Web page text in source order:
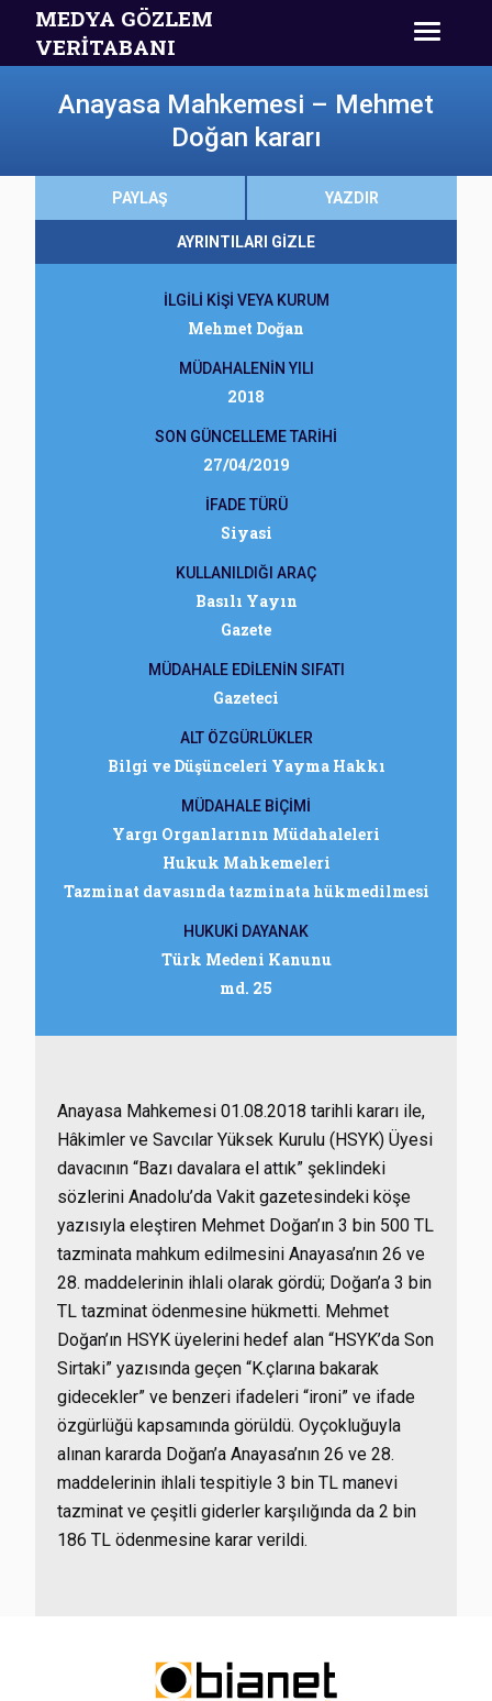
MEDYA GÖZLEM
VERİTABANI
Anayasa Mahkemesi – Mehmet
Doğan kararı
PAYLAŞ YAZDIR
AYRINTILARI GİZLE
İLGİLİ KİŞİ VEYA KURUM
Mehmet Doğan
MÜDAHALENİN YILI
2018
SON GÜNCELLEME TARİHİ
27/04/2019
İFADE TÜRÜ
Siyasi
KULLANILDIĞI ARAÇ
Basılı Yayın
Gazete
MÜDAHALE EDİLENİN SIFATI
Gazeteci
ALT ÖZGÜRLÜKLER
Bilgi ve Düşünceleri Yayma Hakkı
MÜDAHALE BİÇİMİ
Yargı Organlarının Müdahaleleri
Hukuk Mahkemeleri
Tazminat davasında tazminata hükmedilmesi
HUKUKİ DAYANAK
Türk Medeni Kanunu
md. 25
Anayasa Mahkemesi 01.08.2018 tarihli kararı ile,
Hâkimler ve Savcılar Yüksek Kurulu (HSYK) Üyesi
davacının “Bazı davalara el attık” şeklindeki
sözlerini Anadolu’da Vakit gazetesindeki köşe
yazısıyla eleştiren Mehmet Doğan’ın 3 bin 500 TL
tazminata mahkum edilmesini Anayasa’nın 26 ve
28. maddelerinin ihlali olarak gördü; Doğan’a 3 bin
TL tazminat ödenmesine hükmetti. Mehmet
Doğan’ın HSYK üyelerini hedef alan “HSYK’da Son
Sirtaki” yazısında geçen “K.çlarına bakarak
gidecekler” ve benzeri ifadeleri “ironi” ve ifade
özgürlüğü kapsamında görüldü. Oyçokluğuyla
alınan kararda Doğan’a Anayasa’nın 26 ve 28.
maddelerinin ihlali tespitiyle 3 bin TL manevi
tazminat ve çeşitli giderler karşılığında da 2 bin
186 TL ödenmesine karar verildi.